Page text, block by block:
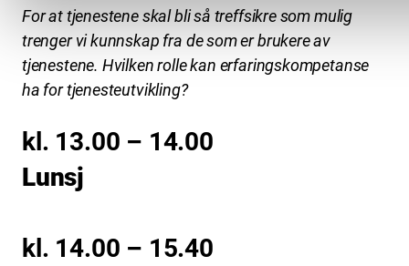
For at tjenestene skal bli så treffsikre som mulig
trenger vi kunnskap fra de som er brukere av
tjenestene. Hvilken rolle kan erfaringskompetanse
ha for tjenesteutvikling?
kl. 13.00 – 14.00
Lunsj
kl. 14.00 – 15.40